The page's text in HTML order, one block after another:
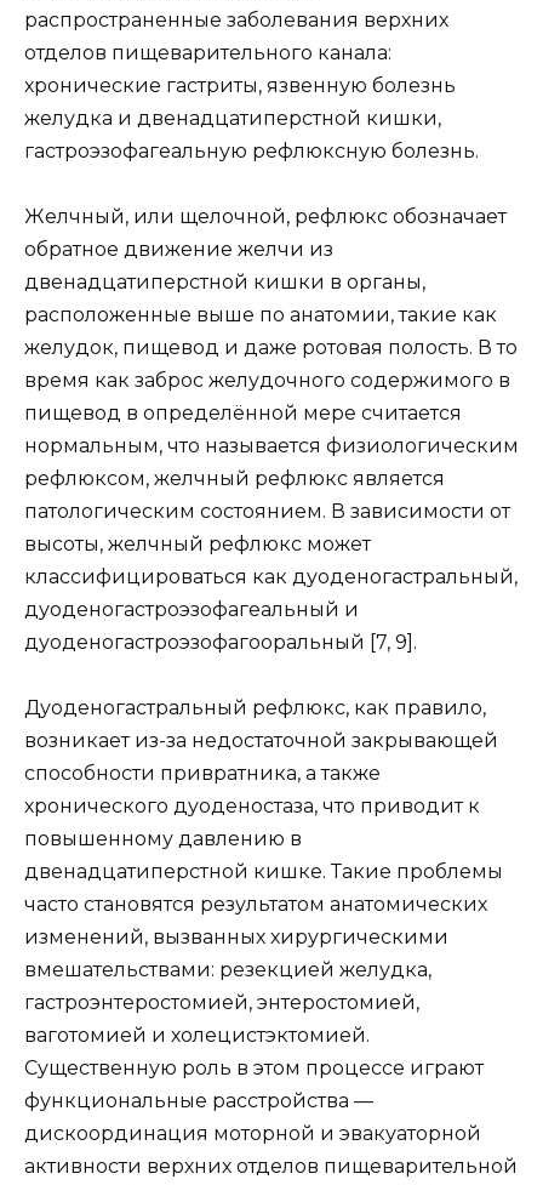
распространенные заболевания верхних
отделов пищеварительного канала:
хронические гастриты, язвенную болезнь
желудка и двенадцатиперстной кишки,
гастроэзофагеальную рефлюксную болезнь.
Желчный, или щелочной, рефлюкс обозначает
обратное движение желчи из
двенадцатиперстной кишки в органы,
расположенные выше по анатомии, такие как
желудок, пищевод и даже ротовая полость. В то
время как заброс желудочного содержимого в
пищевод в определённой мере считается
нормальным, что называется физиологическим
рефлюксом, желчный рефлюкс является
патологическим состоянием. В зависимости от
высоты, желчный рефлюкс может
классифицироваться как дуоденогастральный,
дуоденогастроэзофагеальный и
дуоденогастроэзофагооральный [7, 9].
Дуоденогастральный рефлюкс, как правило,
возникает из-за недостаточной закрывающей
способности привратника, а также
хронического дуоденостаза, что приводит к
повышенному давлению в
двенадцатиперстной кишке. Такие проблемы
часто становятся результатом анатомических
изменений, вызванных хирургическими
вмешательствами: резекцией желудка,
гастроэнтеростомией, энтеростомией,
ваготомией и холецистэктомией.
Существенную роль в этом процессе играют
функциональные расстройства —
дискоординация моторной и эвакуаторной
активности верхних отделов пищеварительной